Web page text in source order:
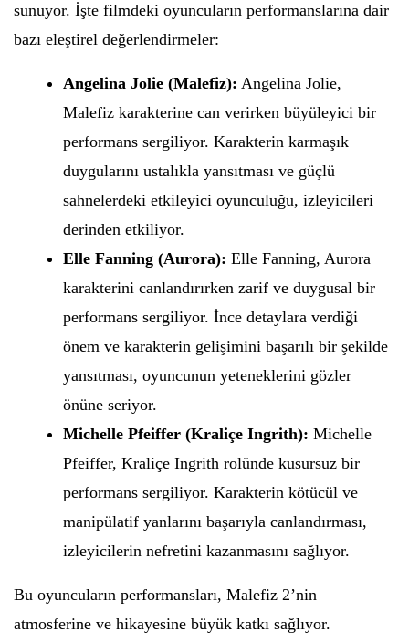
sunuyor. İşte filmdeki oyuncuların performanslarına dair
bazı eleştirel değerlendirmeler:
Angelina Jolie (Malefiz): Angelina Jolie,
Malefiz karakterine can verirken büyüleyici bir
performans sergiliyor. Karakterin karmaşık
duygularını ustalıkla yansıtması ve güçlü
sahnelerdeki etkileyici oyunculuğu, izleyicileri
derinden etkiliyor.
Elle Fanning (Aurora): Elle Fanning, Aurora
karakterini canlandırırken zarif ve duygusal bir
performans sergiliyor. İnce detaylara verdiği
önem ve karakterin gelişimini başarılı bir şekilde
yansıtması, oyuncunun yeteneklerini gözler
önüne seriyor.
Michelle Pfeiffer (Kraliçe Ingrith): Michelle
Pfeiffer, Kraliçe Ingrith rolünde kusursuz bir
performans sergiliyor. Karakterin kötücül ve
manipülatif yanlarını başarıyla canlandırması,
izleyicilerin nefretini kazanmasını sağlıyor.
Bu oyuncuların performansları, Malefiz 2’nin
atmosferine ve hikayesine büyük katkı sağlıyor.